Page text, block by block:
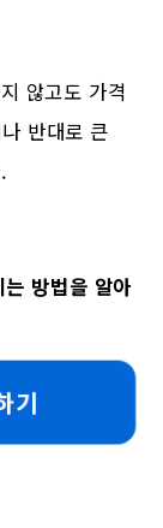
않고도 가격
반대로 큰
방법을 알아
기